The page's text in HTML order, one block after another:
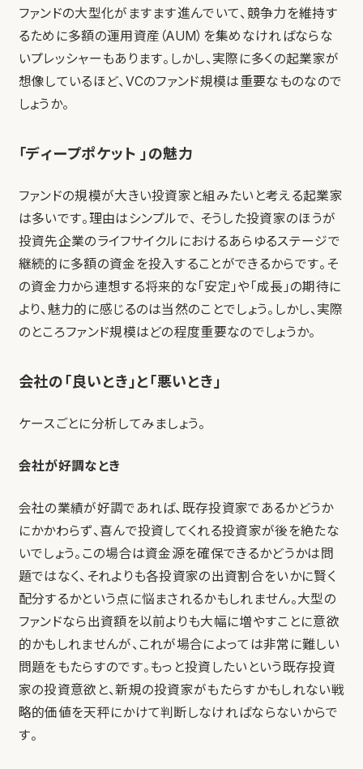
ファンドの大型化がますます進んでいて、競争力を維持す
るために多額の運用資産（AUM）を集めなければならな
いプレッシャーもあります。しかし、実際に多くの起業家が
想像しているほど、VCのファンド規模は重要なものなので
しょうか。
「ディープポケット 」の魅力
ファンドの規模が大きい投資家と組みたいと考える起業家
は多いです。理由はシンプルで、 そうした投資家のほうが
投資先企業のライフサイクルにおけるあらゆるステージで
継続的に多額の資金を投入することができるからです。そ
の資金力から連想する将来的な「安定」や「成長」の期待に
より、魅力的に感じるのは当然のことでしょう。しかし、実際
のところファンド規模はどの程度重要なのでしょうか。
会社の「良いとき」と「悪いとき」
ケースごとに分析してみましょう。
会社が好調なとき
会社の業績が好調であれば、既存投資家であるかどうか
にかかわらず、喜んで投資してくれる投資家が後を絶たな
いでしょう。この場合は資金源を確保できるかどうかは問
題ではなく、それよりも各投資家の出資割合をいかに賢く
配分するかという点に悩まされるかもしれません。大型の
ファンドなら出資額を以前よりも大幅に増やすことに意欲
的かもしれませんが、これが場合によっては非常に難しい
問題をもたらすのです。もっと投資したいという既存投資
家の投資意欲と、新規の投資家がもたらすかもしれない戦
略的価値を天秤にかけて判断しなければならないからで
す。